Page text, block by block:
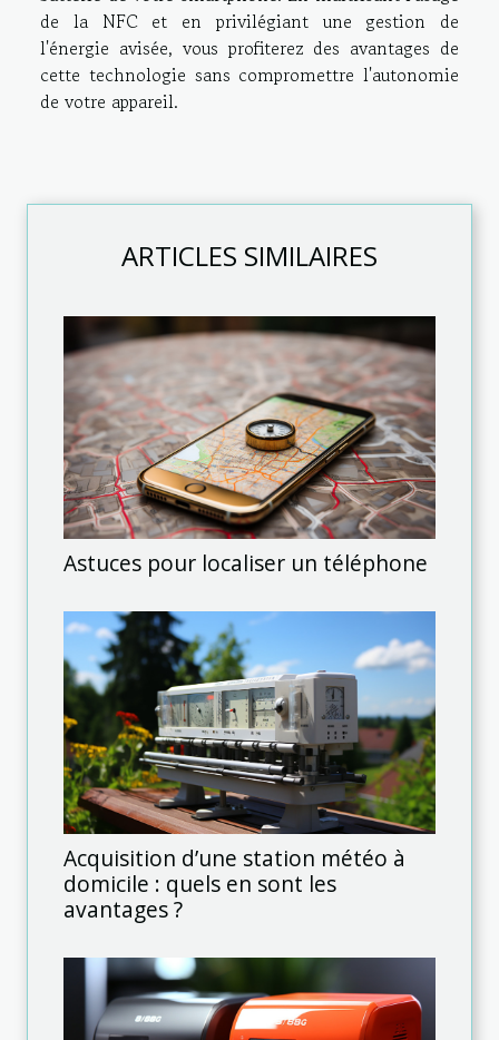
de la NFC et en privilégiant une gestion de
l'énergie avisée, vous profiterez des avantages de
cette technologie sans compromettre l'autonomie
de votre appareil.
ARTICLES SIMILAIRES
Astuces pour localiser un téléphone
Acquisition d’une station météo à
domicile : quels en sont les
avantages ?